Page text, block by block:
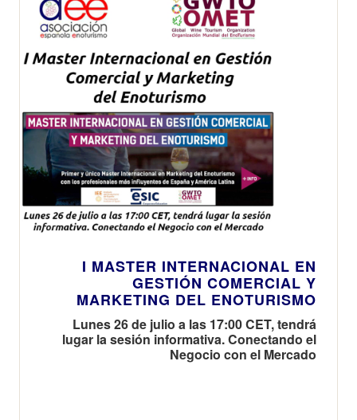
I MASTER INTERNACIONAL EN
GESTIÓN COMERCIAL Y
MARKETING DEL ENOTURISMO
Lunes 26 de julio a las 17:00 CET, tendrá
lugar la sesión informativa. Conectando el
Negocio con el Mercado